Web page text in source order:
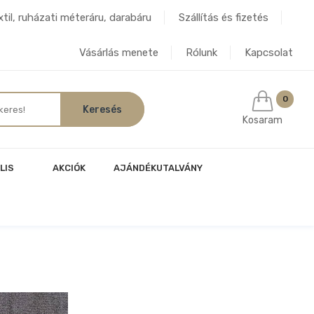
ruházati méteráru, darabáru Szállítás és fizetés
Vásárlás menete Rólunk Kapcsolat
0
Kosaram
AKCIÓK AJÁNDÉKUTALVÁNY